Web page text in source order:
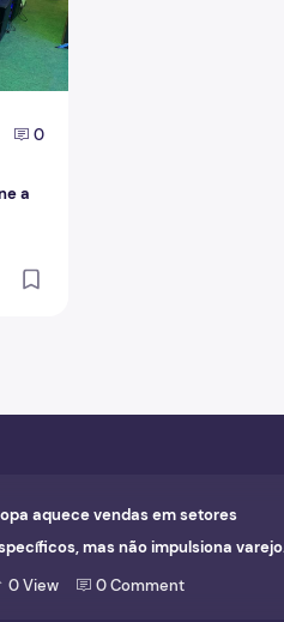
0
a
aquece vendas em setores
mas não impulsiona varejo
forma geral
0View 0Comment